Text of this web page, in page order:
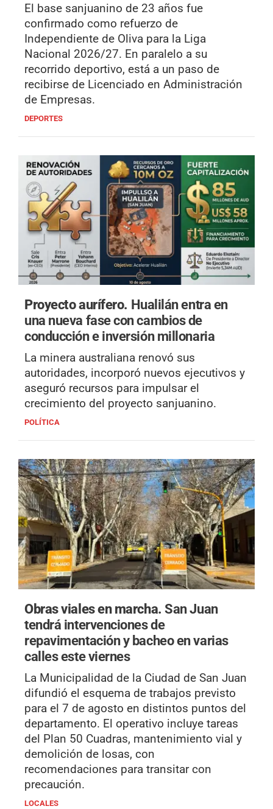
El base sanjuanino de 23 años fue
confirmado como refuerzo de
Independiente de Oliva para la Liga
Nacional 2026/27. En paralelo a su
recorrido deportivo, está a un paso de
recibirse de Licenciado en Administración
de Empresas.
DEPORTES
Proyecto aurífero. Hualilán entra en
una nueva fase con cambios de
conducción e inversión millonaria
La minera australiana renovó sus
autoridades, incorporó nuevos ejecutivos y
aseguró recursos para impulsar el
crecimiento del proyecto sanjuanino.
POLÍTICA
Obras viales en marcha.San Juan
tendrá intervenciones de
repavimentación y bacheo en varias
calles este viernes
La Municipalidad de la Ciudad de San Juan
difundió el esquema de trabajos previsto
para el 7 de agosto en distintos puntos del
departamento. El operativo incluye tareas
del Plan 50 Cuadras, mantenimiento vial y
demolición de losas, con
recomendaciones para transitar con
precaución.
LOCALES